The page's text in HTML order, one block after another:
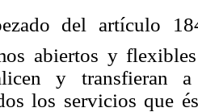
del artículo
abiertos y
y transfieran
los servicios que